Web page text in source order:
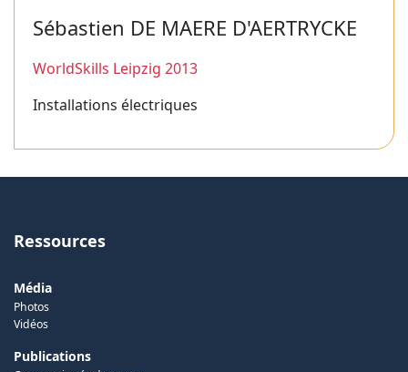
Sébastien DE MAERE D'AERTRYCKE
WorldSkills Leipzig 2013
Installations électriques
Ressources
Média
Photos
Vidéos
Publications